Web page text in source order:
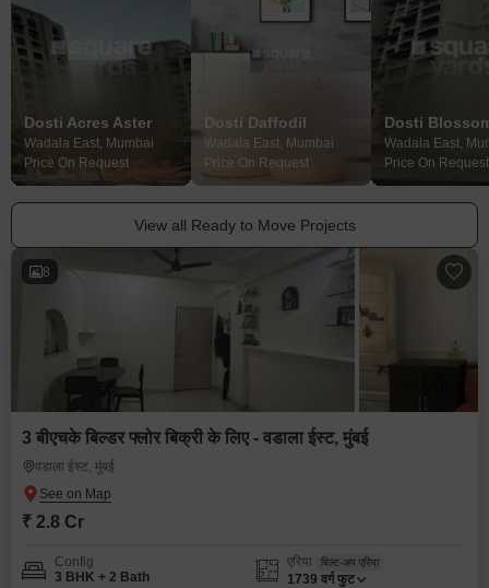
Dosti Acres Aster
Wadala East, Mumbai
Price On Request
Dosti Daffodil
Wadala East, Mumbai
Price On Request
Dosti
Wadala East,
Price On Request
View all Ready to Move Projects
8
3 बीएचके बिल्डर फ्लोर बिक्री के लिए - वडाला ईस्ट, मुंबई
वडाला ईस्ट, मुंबई
₹ 2.8 Cr
Config
3 BHK + 2 Bath
एरिया बिल्ट-अप एरिया
1739 वर्ग फुट